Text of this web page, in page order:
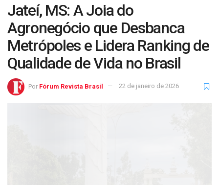
Jateí, MS: A Joia do
Agronegócio que Desbanca
Metrópoles e Lidera Ranking de
Qualidade de Vida no Brasil
Por Fórum Revista Brasil 22 de janeiro de 2026